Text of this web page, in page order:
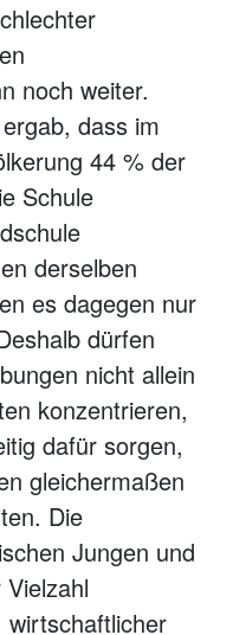
noch weiter.
dass im
44 % der
Schule
derselben
es dagegen nur
dürfen
nicht allein
konzentrieren,
dafür sorgen,
gleichermaßen
Die
Jungen und
wirtschaftlicher